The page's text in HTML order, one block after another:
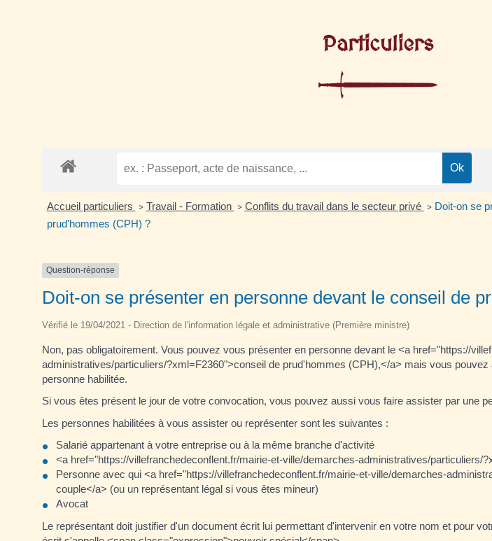
Particuliers
Accueil particuliers > Travail - Formation > Conflits du travail dans le secteur privé > Doit-on se
prud'hommes (CPH) ?
Question-réponse
Doit-on se présenter en personne devant le conseil de
Vérifié le 19/04/2021 - Direction de l'information légale et administrative (Première ministre)
Non, pas obligatoirement. Vous pouvez vous présenter en personne devant le <a href="https://
administratives/particuliers/?xml=F2360">conseil de prud'hommes (CPH),</a> mais vous
personne habilitée.
Si vous êtes présent le jour de votre convocation, vous pouvez aussi vous faire assister par une
Les personnes habilitées à vous assister ou représenter sont les suivantes :
Salarié appartenant à votre entreprise ou à la même branche d'activité
<a href="https://villefranchedeconflent.fr/mairie-et-ville/demarches-administratives/particuliers/
Personne avec qui <a href="https://villefranchedeconflent.fr/mairie-et-ville/demarches-
couple</a> (ou un représentant légal si vous êtes mineur)
Avocat
Le représentant doit justifier d'un document écrit lui permettant d'intervenir en votre nom et pour